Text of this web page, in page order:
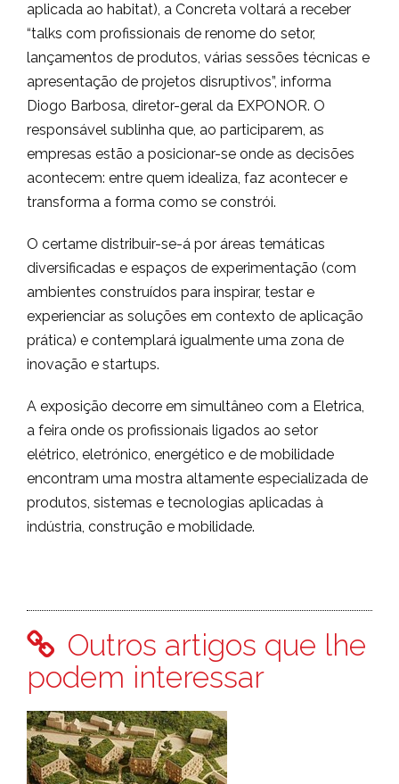
aplicada ao habitat), a Concreta voltará a receber
“talks com profissionais de renome do setor,
lançamentos de produtos, várias sessões técnicas e
apresentação de projetos disruptivos”, informa
Diogo Barbosa, diretor-geral da EXPONOR. O
responsável sublinha que, ao participarem, as
empresas estão a posicionar-se onde as decisões
acontecem: entre quem idealiza, faz acontecer e
transforma a forma como se constrói.
O certame distribuir-se-á por áreas temáticas
diversificadas e espaços de experimentação (com
ambientes construídos para inspirar, testar e
experienciar as soluções em contexto de aplicação
prática) e contemplará igualmente uma zona de
inovação e startups.
A exposição decorre em simultâneo com a Eletrica,
a feira onde os profissionais ligados ao setor
elétrico, eletrónico, energético e de mobilidade
encontram uma mostra altamente especializada de
produtos, sistemas e tecnologias aplicadas à
indústria, construção e mobilidade.
Outros artigos que lhe
podem interessar